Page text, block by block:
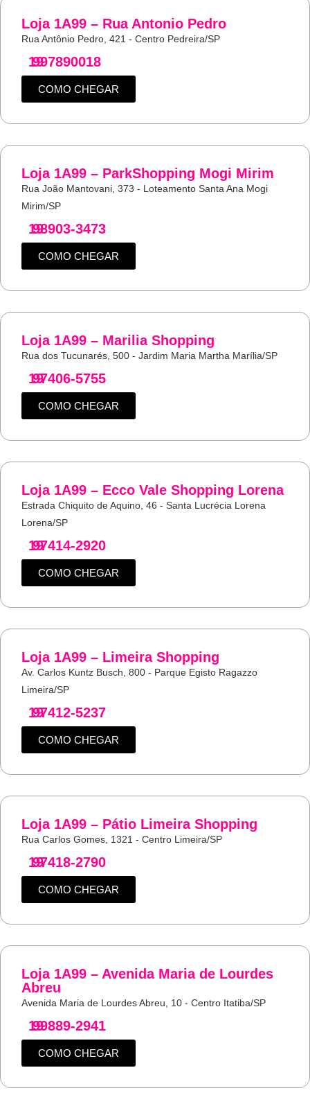
Loja 1A99 – Rua Antonio Pedro
Rua Antônio Pedro, 421 - Centro Pedreira/SP
19
997890018
COMO CHEGAR
Loja 1A99 – ParkShopping Mogi Mirim
Rua João Mantovani, 373 - Loteamento Santa Ana Mogi
Mirim/SP
19
98903-3473
COMO CHEGAR
Loja 1A99 – Marilia Shopping
Rua dos Tucunarés, 500 - Jardim Maria Martha Marília/SP
19
97406-5755
COMO CHEGAR
Loja 1A99 – Ecco Vale Shopping Lorena
Estrada Chiquito de Aquino, 46 - Santa Lucrécia Lorena
Lorena/SP
19
97414-2920
COMO CHEGAR
Loja 1A99 – Limeira Shopping
Av. Carlos Kuntz Busch, 800 - Parque Egisto Ragazzo
Limeira/SP
19
97412-5237
COMO CHEGAR
Loja 1A99 – Pátio Limeira Shopping
Rua Carlos Gomes, 1321 - Centro Limeira/SP
19
97418-2790
COMO CHEGAR
Loja 1A99 – Avenida Maria de Lourdes
Abreu
Avenida Maria de Lourdes Abreu, 10 - Centro Itatiba/SP
19
99889-2941
COMO CHEGAR